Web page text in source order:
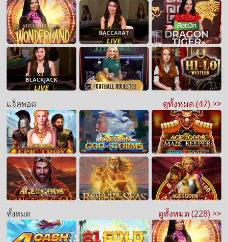
แจ็คพอต ดูทั้งหมด (47) >>
ทั้งหมด ดูทั้งหมด (228) >>